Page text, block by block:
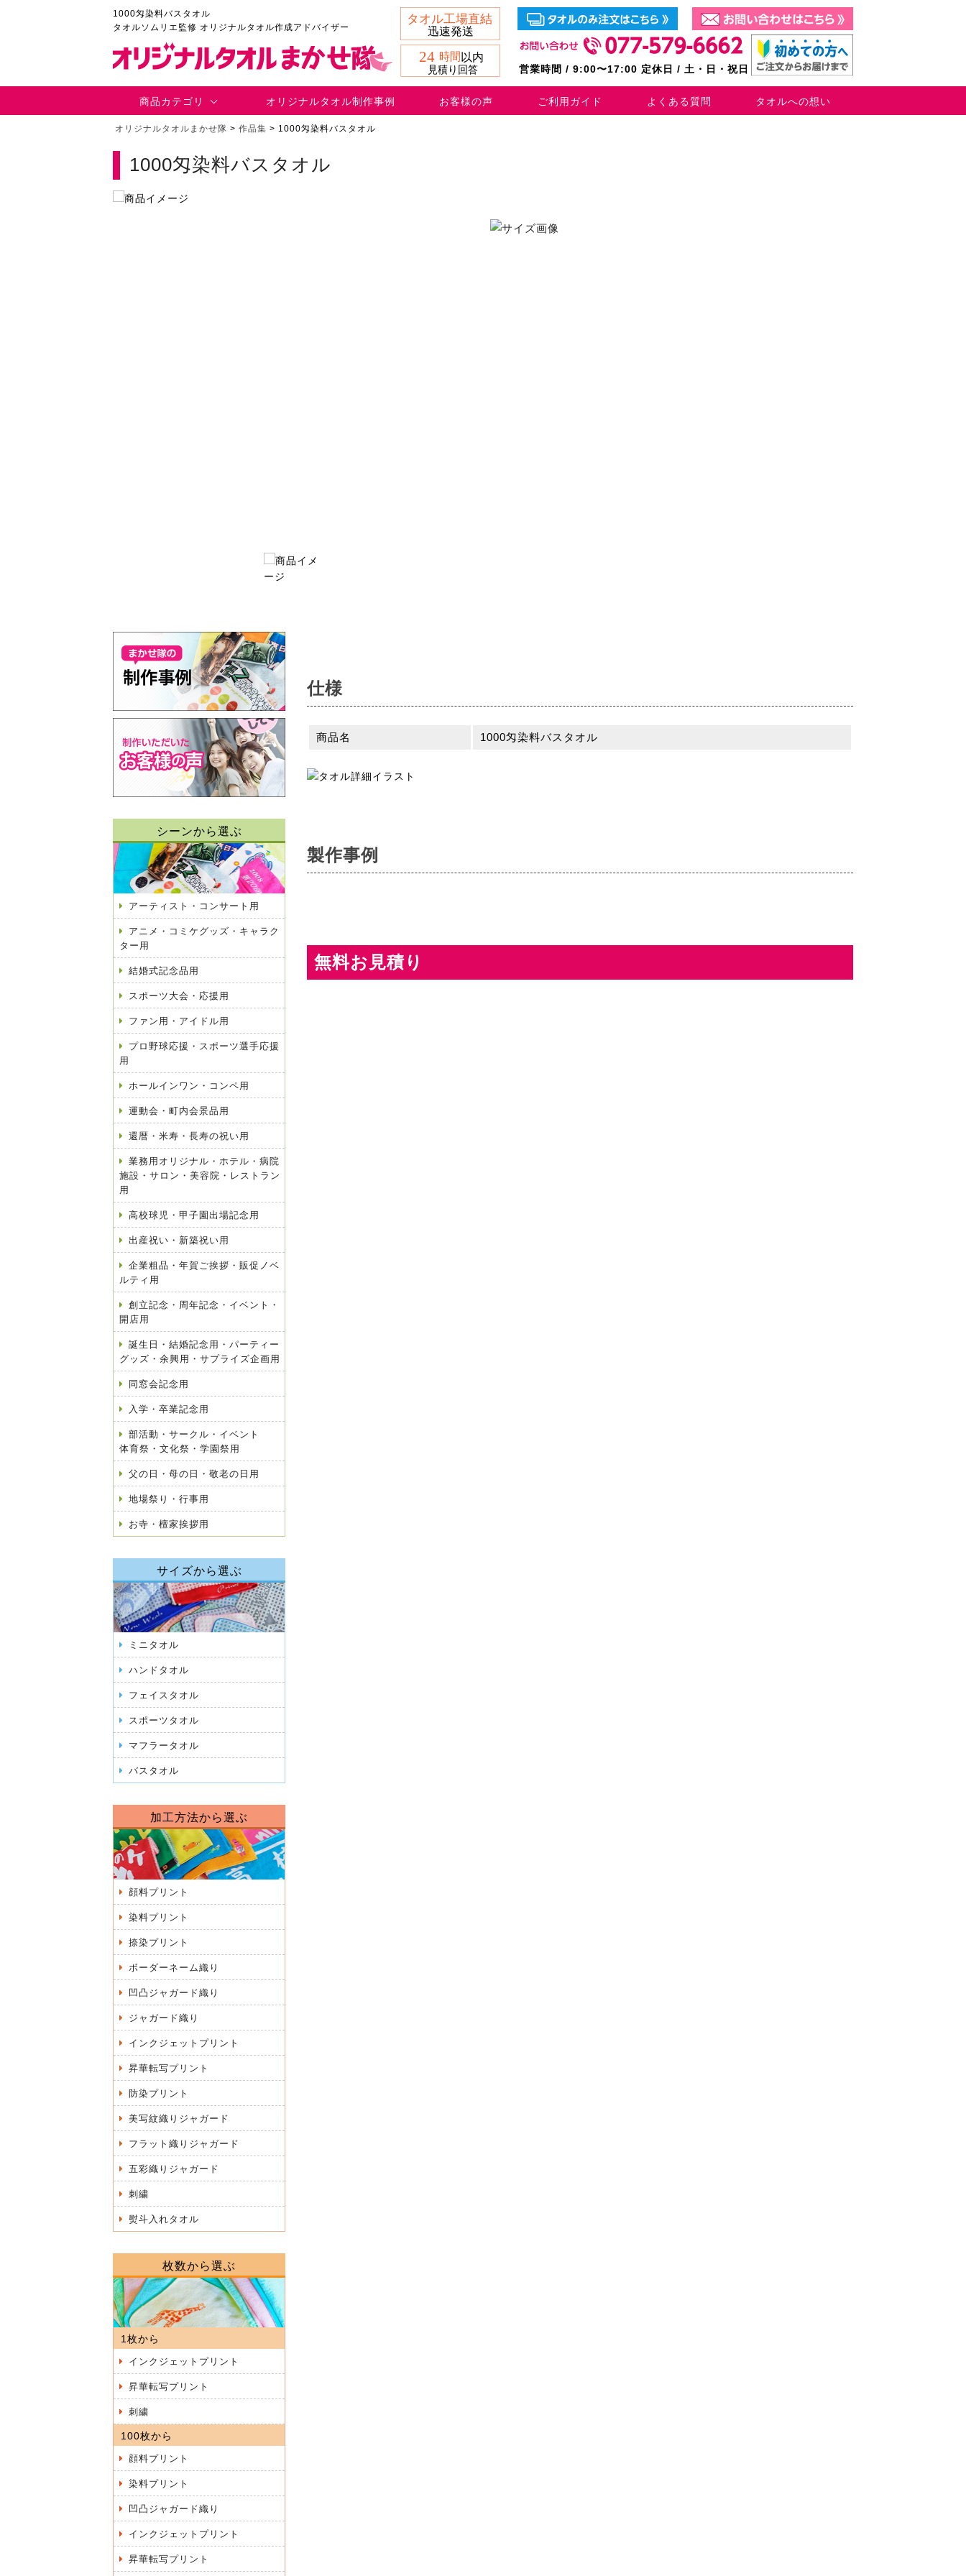
1000匁染料バスタオル
タオルソムリエ監修 オリジナルタオル作成アドバイザー
営業時間 / 9:00〜17:00 定休日 / 土・日・祝日
商品カテゴリ オリジナルタオル制作事例 お客様の声 ご利用ガイド よくある質問 タオルへの想い
オリジナルタオルまかせ隊 > 作品集 > 1000匁染料バスタオル
1000匁染料バスタオル
シーンから選ぶ
アーティスト・コンサート用
アニメ・コミケグッズ・キャラク
ター用
結婚式記念品用
スポーツ大会・応援用
ファン用・アイドル用
プロ野球応援・スポーツ選手応援
用
ホールインワン・コンペ用
運動会・町内会景品用
還暦・米寿・長寿の祝い用
業務用オリジナル・ホテル・病院
施設・サロン・美容院・レストラン
用
高校球児・甲子園出場記念用
出産祝い・新築祝い用
企業粗品・年賀ご挨拶・販促ノベ
ルティ用
創立記念・周年記念・イベント・
開店用
誕生日・結婚記念用・パーティー
グッズ・余興用・サプライズ企画用
同窓会記念用
入学・卒業記念用
部活動・サークル・イベント
体育祭・文化祭・学園祭用
父の日・母の日・敬老の日用
地場祭り・行事用
お寺・檀家挨拶用
サイズから選ぶ
ミニタオル
ハンドタオル
フェイスタオル
スポーツタオル
マフラータオル
バスタオル
加工方法から選ぶ
顔料プリント
染料プリント
捺染プリント
ボーダーネーム織り
凹凸ジャガード織り
ジャガード織り
インクジェットプリント
昇華転写プリント
防染プリント
美写紋織りジャガード
フラット織りジャガード
五彩織りジャガード
刺繍
熨斗入れタオル
枚数から選ぶ
1枚から
インクジェットプリント
昇華転写プリント
刺繍
100枚から
顔料プリント
染料プリント
凹凸ジャガード織り
インクジェットプリント
昇華転写プリント
仕様
商品名 1000匁染料バスタオル
製作事例
無料お見積り